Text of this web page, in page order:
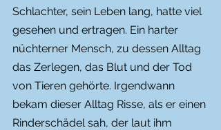
Schlachter, sein Leben lang, hatte viel
gesehen und ertragen. Ein harter
nüchterner Mensch, zu dessen Alltag
das Zerlegen, das Blut und der Tod
von Tieren gehörte. Irgendwann
bekam dieser Alltag Risse, als er einen
Rinderschädel sah, der laut ihm